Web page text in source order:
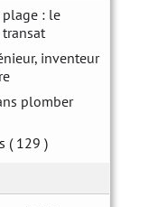
plage : le
inventeur
plomber
( 129 )